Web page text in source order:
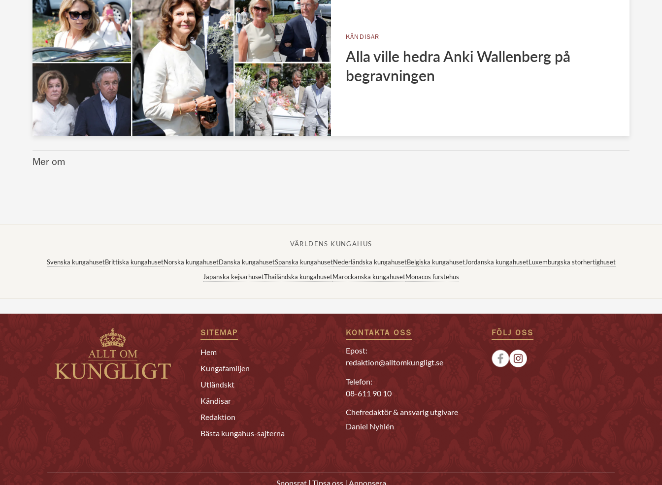
KÄNDISAR
Alla ville hedra Anki Wallenberg på
begravningen
Mer om
VÄRLDENS KUNGAHUS
Svenska kungahusetBrittiska kungahusetNorska kungahusetDanska kungahusetSpanska kungahusetNederländska kungahusetBelgiska kungahusetJordanska kungahusetLuxemburgska storhertighuset
Japanska kejsarhusetThailändska kungahusetMarockanska kungahusetMonacos furstehus
SITEMAP
Hem
Kungafamiljen
Utländskt
Kändisar
Redaktion
Bästa kungahus-sajterna
KONTAKTA OSS
Epost:
redaktion@alltomkungligt.se
Telefon:
08-611 90 10
Chefredaktör & ansvarig utgivare
Daniel Nyhlén
FÖLJ OSS
Sponsrat Tipsa oss Annonsera